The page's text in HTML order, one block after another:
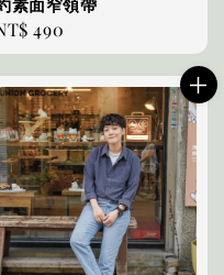
素面窄領帶
490